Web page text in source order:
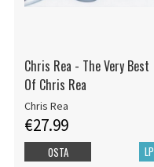
Chris Rea - The Very Best
Of Chris Rea
Chris Rea
€27.99
LP
OSTA